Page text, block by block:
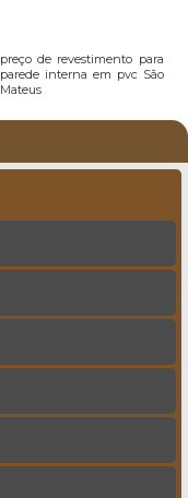
preço de revestimento para
parede interna em pvc São
Mateus